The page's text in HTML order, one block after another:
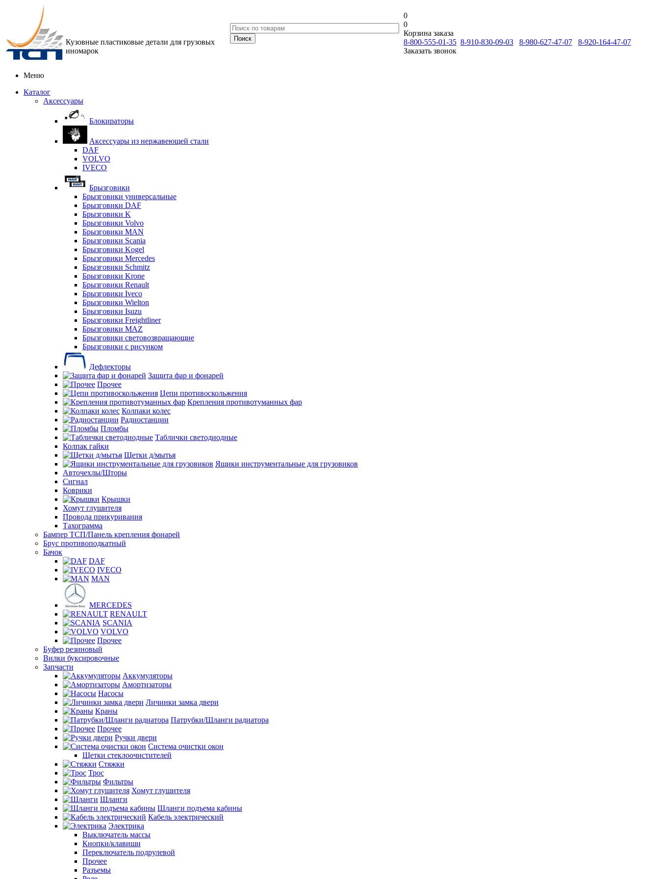
Кузовные пластиковые детали для грузовых
иномарок
0
0
Корзина заказа
8-800-555-01-35 8-910-830-09-03 8-980-627-47-07
8-920-164-47-07
Заказать звонок
Меню
Каталог
Аксессуары
Блокираторы
Аксессуары из нержавеющей стали
DAF
VOLVO
IVECO
Брызговики
Брызговики универсальные
Брызговики DAF
Брызговики K
Брызговики Volvo
Брызговики MAN
Брызговики Scania
Брызговики Kogel
Брызговики Mercedes
Брызговики Schmitz
Брызговики Krone
Брызговики Renault
Брызговики Iveco
Брызговики Wielton
Брызговики Isuzu
Брызговики Freightliner
Брызговики MAZ
Брызговики световозвращающие
Брызговики с рисунком
Дефлекторы
Защита фар и фонарей
Прочее
Цепи противоскольжения
Крепления противотуманных фар
Колпаки колес
Радиостанции
Пломбы
Таблички светодиодные
Колпак гайки
Щетки д/мытья
Ящики инструментальные для грузовиков
Авточехлы/Шторы
Сигнал
Коврики
Крышки
Хомут глушителя
Провода прикуривания
Тахограмма
Бампер ТСП/Панель крепления фонарей
Брус противоподкатный
Бачок
DAF
IVECO
MAN
MERCEDES
RENAULT
SCANIA
VOLVO
Прочее
Буфер резиновый
Вилки буксировочные
Запчасти
Аккумуляторы
Амортизаторы
Насосы
Личинки замка двери
Краны
Патрубки/Шланги радиатора
Прочее
Ручки двери
Система очистки окон
Щетки стеклоочистителей
Стяжки
Трос
Фильтры
Хомут глушителя
Шланги
Шланги подъема кабины
Кабель электрический
Электрика
Выключатель массы
Кнопки/клавиши
Переключатель подрулевой
Прочее
Разъемы